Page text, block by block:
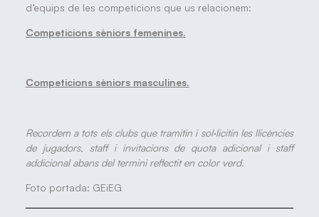
d’equips de les competicions que us relacionem:
Competicions sèniors femenines.
Competicions sèniors masculines.
Recordem a tots els clubs que tramitin i sol·licitin les llicències
de jugadors, staff i invitacions de quota adicional i staff
addicional abans del termini reflectit en color verd.
Foto portada: GEiEG